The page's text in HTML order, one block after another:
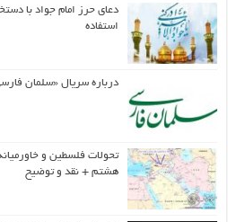
دعای حرز امام جواد با
استفاده
درباره سریال «سلمان
تحولات فلسطین و
هشتم + نقد و توضیح